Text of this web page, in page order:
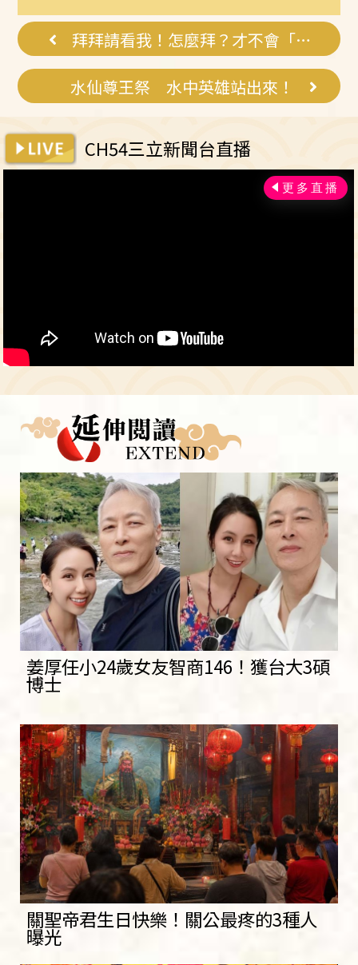
疑人生
拜拜請看我！怎麼拜？才不會「廢財」
水仙尊王祭 水中英雄站出來！
CH54三立新聞台直播
姜厚任小24歲女友智商146！獲台大3碩
博士
關聖帝君生日快樂！關公最疼的3種人
曝光